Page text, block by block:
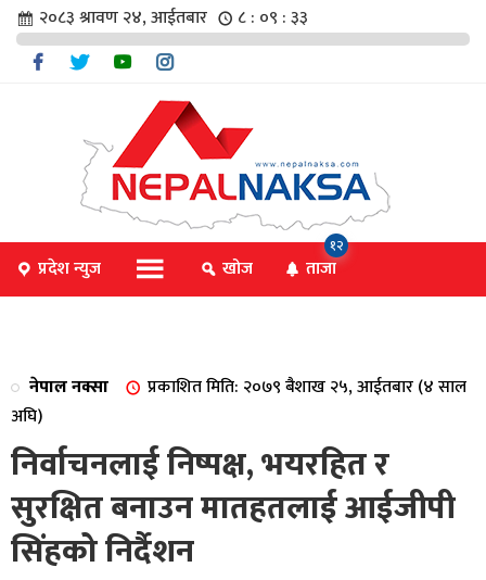
२०८३ श्रावण २४, आईतबार ८ : ०९ : ३३
प्रदेश न्युज खोज ताजा
१२
नेपाल नक्सा
प्रकाशित मिति: २०७९ बैशाख २५, आईतबार (४ साल
अघि)
निर्वाचनलाई निष्पक्ष, भयरहित र
सुरक्षित बनाउन मातहतलाई आईजीपी
सिंहको निर्दैशन